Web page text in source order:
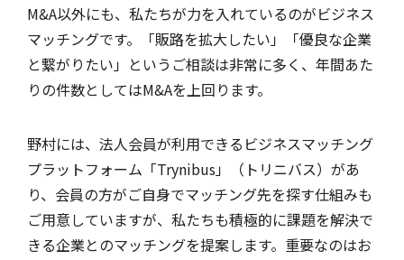
M&A以外にも、私たちが力を入れているのがビジネス
マッチングです。「販路を拡大したい」「優良な企業
と繋がりたい」というご相談は非常に多く、年間あた
りの件数としてはM&Aを上回ります。
野村には、法人会員が利用できるビジネスマッチング
プラットフォーム「Trynibus」（トリニバス）があ
り、会員の方がご自身でマッチング先を探す仕組みも
ご用意していますが、私たちも積極的に課題を解決で
きる企業とのマッチングを提案します。重要なのはお